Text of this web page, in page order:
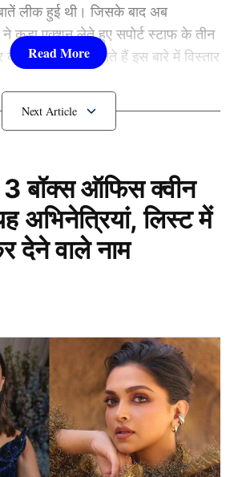
लीक हुई थी। जिसके बाद अब
कड़ा एक्शन लेते हुए सपोर्ट स्टाफ के तीन
है। तो आइए जानते हैं इस बारे में विस्तार
स्टाफ के तीन सदस्यों की
बॉर्डर गावस्कर ट्रॉफी में खराब प्रदर्शन
बातें लीक होने की खबरें सामने आई थी।
(BCCI) ने एक्शन लेते हुए टीम के
सदस्यों की छुट्टी कर दी है। आपको बता
Next Article
3 बॉक्स ऑफिस क्वीन
अभिनेत्रियां, लिस्ट में
देने वाले नाम